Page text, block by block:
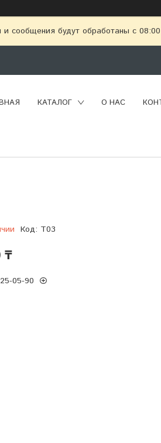
сообщения будут обработаны с
КАТАЛОГ О НАС
Код: T03
₸
05-90